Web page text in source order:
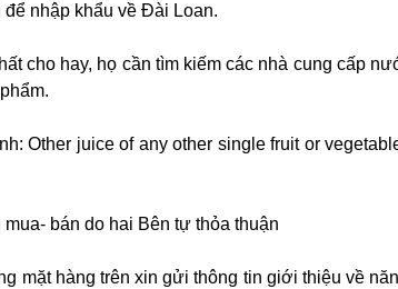
nhập khẩu về Đài Loan.
cho hay, họ cần tìm kiếm các nhà cung cấp
Other juice of any other single fruit or
bán do hai Bên tự thỏa thuận
mặt hàng trên xin gửi thông tin giới thiệu về